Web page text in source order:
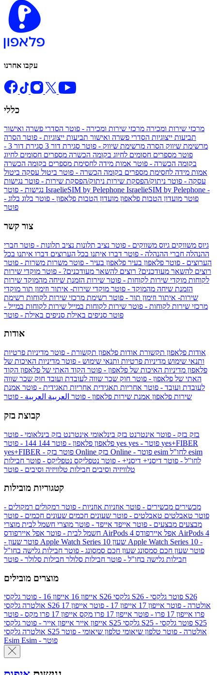
עקבו אחרנו
כללי
מרכזי שירות ומכירה מרכזי שירות ומכירה - פוטר הסדרי פשרה ואישור
תביעות ייצוגיות הסדרי פשרה ואישור תביעות ייצוגיות - פוטר הסרה
מרשימת שיווק הסרה מרשימת שיווק - פוטר סגירת דור 3
סגירת דור 3 -
פוטר מספרים חסומים לחיוג בקומה הכשרה מספרים חסומים לחיוג
בקומה הכשרה - פוטר אמות מידה לחסימת מספרים בקומה הכשרה
אמות מידה לחסימת מספרים בקומה הכשרה - פוטר ביטול עסקה ביטול
עסקה - פוטר ניתוק/הפסקת שירות ניתוק/הפסקת שירות - פוטר נגישות
IsraelieSIM by Pelephone IsraelieSIM by Pelephone -
פוטר מועדון הטבות פלאפון מועדון הטבות פלאפון - פוטר בלוג בלוג -
פוטר
צור קשר
גיוס משווקים גיוס משווקים - פוטר נציב תלונות נציב תלונות - פוטר חברי
ההנהלה חברי ההנהלה - פוטר דברו איתנו בכל הערוצים דברו איתנו בכל
הערוצים - פוטר פלאפון בעיר פלאפון בעיר - פוטר משרות משרות - פוטר
רוצים להשאר מעודכנים? רוצים להשאר מעודכנים? - פוטר מוקדי שירות
לקוחות מוקדי שירות לקוחות - פוטר שירות הזמנת שיחה מהמוקד שירות
הזמנת שיחה מהמוקד - פוטר מוקדי שירות- איתור וזימון תור מוקדי
שירות- איתור וזימון תור - פוטר רשימת מרכזי שירות לקוחות רשימת
מרכזי שירות לקוחות - פוטר שירות לקוחות במייל שירות לקוחות במייל -
פוטר סניפים באילת סניפים באילת - פוטר
אודות
אודות פלאפון תקשורת אודות פלאפון תקשורת - פוטר מדיניות פרטיות
ותנאי שימוש מדיניות פרטיות ותנאי שימוש - פוטר מדיניות האיכות של
פלאפון מדיניות האיכות של פלאפון - פוטר הקוד האתי של פלאפון הקוד
האתי של פלאפון - פוטר חוק שכר שווה לעובדת ועובד חוק שכר שווה
לעובדת ועובד - פוטר אחריות תאגידית אחריות תאגידית - פוטר אמנת
שירות פלאפון אמנת שירות פלאפון - פוטר العربية العربية - פוטר
קבוצת בזק
בזק בזק - פוטר אינטרנט בזק בינלאומי אינטרנט בזק בינלאומי - פוטר
פלאפון פלאפון - פוטר 144 yes
yes+FIBER
yes+FIBER - פוטר בזק Online
esim
לחו"ל - פוטר דיסני+ דיסני+ - פוטר נטפליקס נטפליקס - פוטר חבילות
טלוויזיה וסיבים חבילות טלוויזיה וסיבים - פוטר
קטגוריות מובילות
מכשירים מכשירים - פוטר אוזניות אוזניות - פוטר רמקולים רמקולים -
פוטר טאבלטים טאבלטים - פוטר שעונים חכמים שעונים חכמים - פוטר
מבצעים מבצעים - פוטר אייפד אייפד - פוטר מוצרי חשמל לבית מוצרי
חשמל לבית - פוטר אפל איירפודס AirPods 4 אפל איירפודס AirPods 4
- פוטר שעון Apple Watch Series 10 שעון Apple Watch Series 10 -
פוטר שעון חכם סמסונג שעון חכם סמסונג - פוטר חבילות גלישה בחו"ל
חבילות גלישה בחו"ל - פוטר חבילות סלולר חבילות סלולר - פוטר
מוצרים מובילים
אייפון 16 אייפון 16 - פוטר גלקסי S26 גלקסי S26 - פוטר גלקסי S26
אולטרה
גלקסי S26 אולטרה - פוטר אייפון 17 אייפון 17 - פוטר
אייפון 17
פרו אייפון 17 פרו - פוטר אייפון 17 פרו מקס
אייפון 17 פרו מקס - פוטר
אייפון אייר אייפון אייר - פוטר גלקסי S25 גלקסי S25 - פוטר גלקסי S25
אולטרה
גלקסי S25 אולטרה - פוטר טלפון שיאומי טלפון שיאומי - פוטר
Esim
Esim - פוטר